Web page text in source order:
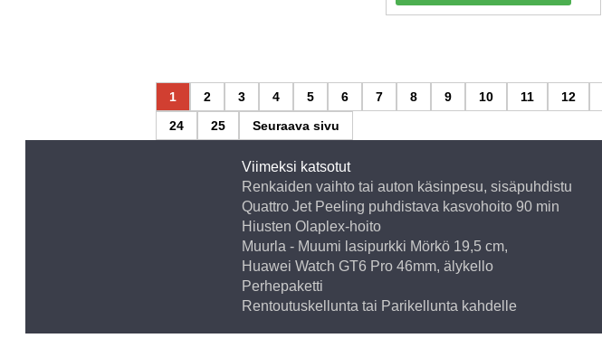
1 2 3 4 5 6 7 8 9 10 11 12
24
25 Seuraava sivu
Viimeksi katsotut
Renkaiden vaihto tai auton käsinpesu, sisäpuhdistu
Quattro Jet Peeling puhdistava kasvohoito 90 min
Hiusten Olaplex-hoito
Muurla - Muumi lasipurkki Mörkö 19,5 cm,
Huawei Watch GT6 Pro 46mm, älykello
Perhepaketti
Rentoutuskellunta tai Parikellunta kahdelle